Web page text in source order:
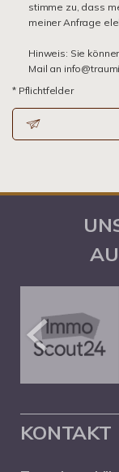
stimme zu, dass
meiner Anfrage
Hinweis: Sie
Mail an
* Pflichtfelder
KONTAKT